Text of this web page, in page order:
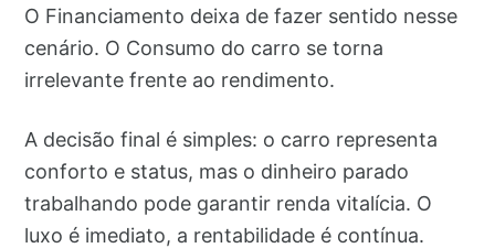
O Financiamento deixa de fazer sentido nesse
cenário. O Consumo do carro se torna
irrelevante frente ao rendimento.
A decisão final é simples: o carro representa
conforto e status, mas o dinheiro parado
trabalhando pode garantir renda vitalícia. O
luxo é imediato, a rentabilidade é contínua.